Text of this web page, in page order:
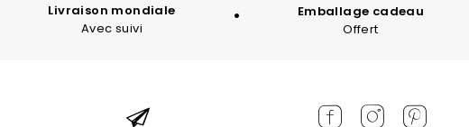
Livraison mondiale
Avec suivi
Emballage cadeau
Offert